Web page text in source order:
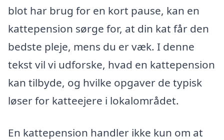
blot har brug for en kort pause, kan en
kattepension sørge for, at din kat får den
bedste pleje, mens du er væk. I denne
tekst vil vi udforske, hvad en kattepension
kan tilbyde, og hvilke opgaver de typisk
løser for katteejere i lokalområdet.
En kattepension handler ikke kun om at